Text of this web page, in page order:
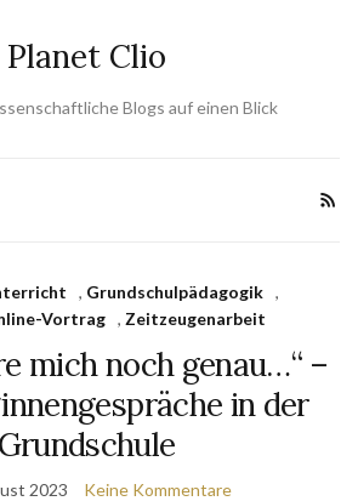
Planet Clio
Blogs auf einen Blick
, Grundschulpädagogik ,
Vortrag , Zeitzeugenarbeit
mich noch genau…“ –
in der
Grundschule
2023 Keine Kommentare